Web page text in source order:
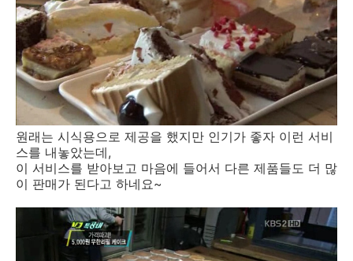
원래는 시식용으로 제공을 했지만 인기가 좋자 이런 서비
스를 내놓았는데,
이 서비스를 받아보고 마음에 들어서 다른 제품들도 더 많
이 판매가 된다고 하네요~